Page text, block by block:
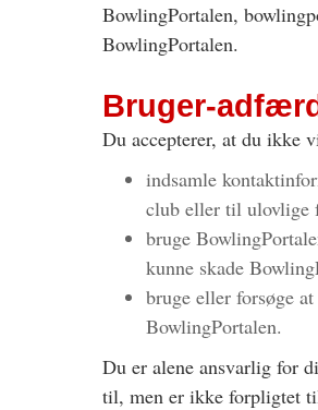
BowlingPortalen,
BowlingPortalen.
Bruger-
Du accepterer, at du ikke
indsamle
club eller til ulovlige
bruge
kunne skade
bruge eller forsøge
BowlingPortalen.
Du er alene ansvarlig for
til, men er ikke forpligtet